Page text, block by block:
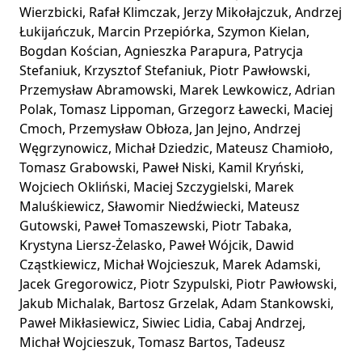
Wierzbicki, Rafał Klimczak, Jerzy Mikołajczuk, Andrzej
Łukijańczuk, Marcin Przepiórka, Szymon Kielan,
Bogdan Kościan, Agnieszka Parapura, Patrycja
Stefaniuk, Krzysztof Stefaniuk, Piotr Pawłowski,
Przemysław Abramowski, Marek Lewkowicz, Adrian
Polak, Tomasz Lippoman, Grzegorz Ławecki, Maciej
Cmoch, Przemysław Obłoza, Jan Jejno, Andrzej
Węgrzynowicz, Michał Dziedzic, Mateusz Chamioło,
Tomasz Grabowski, Paweł Niski, Kamil Kryński,
Wojciech Okliński, Maciej Szczygielski, Marek
Maluśkiewicz, Sławomir Niedźwiecki, Mateusz
Gutowski, Paweł Tomaszewski, Piotr Tabaka,
Krystyna Liersz-Żelasko, Paweł Wójcik, Dawid
Cząstkiewicz, Michał Wojcieszuk, Marek Adamski,
Jacek Gregorowicz, Piotr Szypulski, Piotr Pawłowski,
Jakub Michalak, Bartosz Grzelak, Adam Stankowski,
Paweł Mikłasiewicz, Siwiec Lidia, Cabaj Andrzej,
Michał Wojcieszuk, Tomasz Bartos, Tadeusz